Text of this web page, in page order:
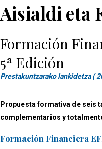
Aisialdi eta
Formación
5ª Edición
Prestakuntzarako lankidetza (
Propuesta formativa de seis
complementarios y
Formación Financiera